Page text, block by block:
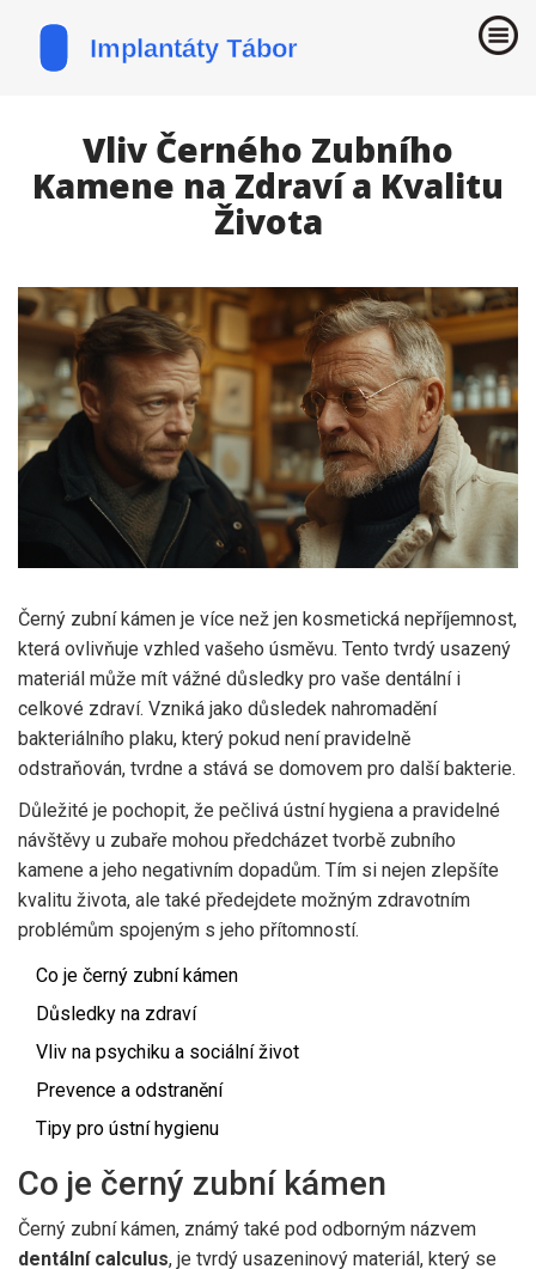
Vliv Černého Zubního
Kamene na Zdraví a Kvalitu
Života
Černý zubní kámen je více než jen kosmetická nepříjemnost,
která ovlivňuje vzhled vašeho úsměvu. Tento tvrdý usazený
materiál může mít vážné důsledky pro vaše dentální i
celkové zdraví. Vzniká jako důsledek nahromadění
bakteriálního plaku, který pokud není pravidelně
odstraňován, tvrdne a stává se domovem pro další bakterie.
Důležité je pochopit, že pečlivá ústní hygiena a pravidelné
návštěvy u zubaře mohou předcházet tvorbě zubního
kamene a jeho negativním dopadům. Tím si nejen zlepšíte
kvalitu života, ale také předejdete možným zdravotním
problémům spojeným s jeho přítomností.
Co je černý zubní kámen
Důsledky na zdraví
Vliv na psychiku a sociální život
Prevence a odstranění
Tipy pro ústní hygienu
Co je černý zubní kámen
Černý zubní kámen, známý také pod odborným názvem
dentální calculus, je tvrdý usazeninový materiál, který se